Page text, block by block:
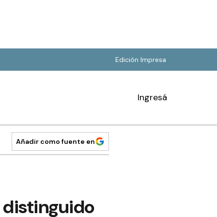
Edición Impresa
Ingresá
Añadir como fuente en
distinguido